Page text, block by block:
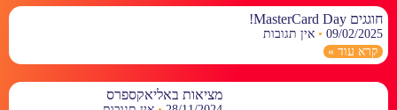
חוגגים MasterCard Day!
09/02/2025
אין תגובות
קרא עוד »
מציאות באליאקספרס